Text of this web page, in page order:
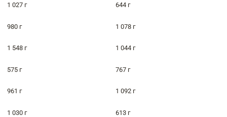
1 027 г 644 г
980 г 1 078 г
1 548 г 1 044 г
575 г 767 г
961 г 1 092 г
1 030 г 613 г